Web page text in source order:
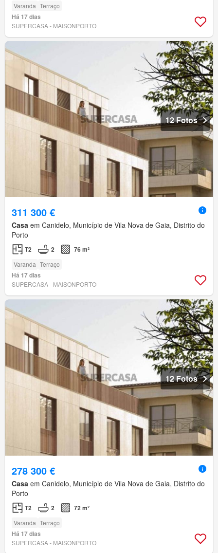
Varanda Terraço
Há 17 dias
SUPERCASA - MAISONPORTO
12 Fotos
311 300 €
Casa em Canidelo, Município de Vila Nova de Gaia, Distrito do
Porto
T2 2 76 m²
Varanda Terraço
Há 17 dias
SUPERCASA - MAISONPORTO
12 Fotos
278 300 €
Casa em Canidelo, Município de Vila Nova de Gaia, Distrito do
Porto
T2 2 72 m²
Varanda Terraço
Há 17 dias
SUPERCASA - MAISONPORTO